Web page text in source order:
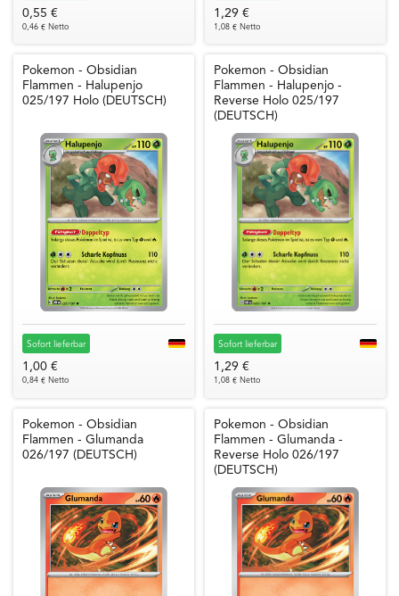
0,55 €
0,46 € Netto
1,29 €
1,08 € Netto
Pokemon - Obsidian
Flammen - Halupenjo
025/197 Holo (DEUTSCH)
Sofort lieferbar
1,00 €
0,84 € Netto
Pokemon - Obsidian
Flammen - Halupenjo -
Reverse Holo 025/197
(DEUTSCH)
Sofort lieferbar
1,29 €
1,08 € Netto
Pokemon - Obsidian
Flammen - Glumanda
026/197 (DEUTSCH)
Pokemon - Obsidian
Flammen - Glumanda -
Reverse Holo 026/197
(DEUTSCH)